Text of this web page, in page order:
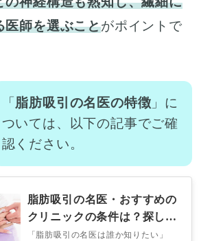
医師を選ぶことがポイントで
「 脂肪吸引の名医の特徴 」に
ついては、以下の記事でご確
認ください。
脂肪吸引の名医・おすすめの
クリニックの条件は？探し方
や避けるべき医師の特徴を解
「脂肪吸引の名医は誰か知りたい」